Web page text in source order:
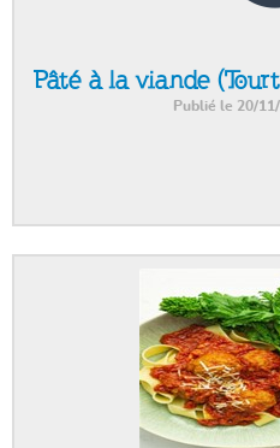
Pâté à la viande
Publié le 20/